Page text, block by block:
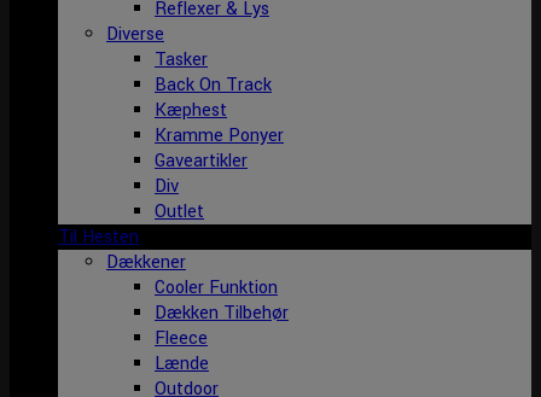
Reflexer & Lys
Diverse
Tasker
Back On Track
Kæphest
Kramme Ponyer
Gaveartikler
Div
Outlet
Til Hesten
Dækkener
Cooler Funktion
Dækken Tilbehør
Fleece
Lænde
Outdoor